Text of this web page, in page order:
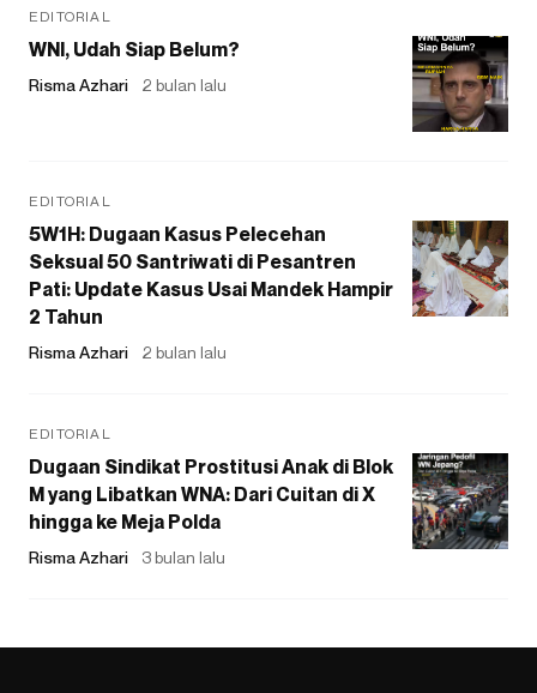
EDITORIAL
WNI, Udah Siap Belum?
Risma Azhari 2 bulan lalu
EDITORIAL
5W1H: Dugaan Kasus Pelecehan
Seksual 50 Santriwati di Pesantren
Pati: Update Kasus Usai Mandek Hampir
2 Tahun
Risma Azhari 2 bulan lalu
EDITORIAL
Dugaan Sindikat Prostitusi Anak di Blok
M yang Libatkan WNA: Dari Cuitan di X
hingga ke Meja Polda
Risma Azhari 3 bulan lalu